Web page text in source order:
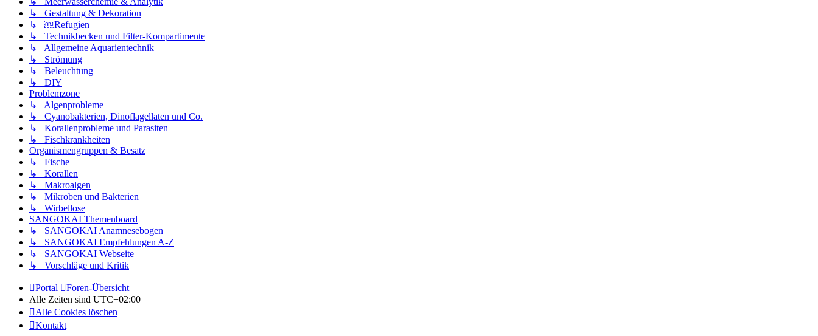
↳ Gestaltung & Dekoration
↳ ￼Refugien
↳ Technikbecken und Filter-Kompartimente
↳ Allgemeine Aquarientechnik
↳ Strömung
↳ Beleuchtung
↳ DIY
Problemzone
↳ Algenprobleme
↳ Cyanobakterien, Dinoflagellaten und Co.
↳ Korallenprobleme und Parasiten
↳ Fischkrankheiten
Organismengruppen & Besatz
↳ Fische
↳ Korallen
↳ Makroalgen
↳ Mikroben und Bakterien
↳ Wirbellose
SANGOKAI Themenboard
↳ SANGOKAI Anamnesebogen
↳ SANGOKAI Empfehlungen A-Z
↳ SANGOKAI Webseite
↳ Vorschläge und Kritik
Portal
Foren-Übersicht
Alle Zeiten sind UTC+02:00
Alle Cookies löschen
Kontakt